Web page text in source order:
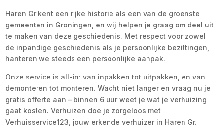
Haren Gr kent een rijke historie als een van de groenste
gemeenten in Groningen, en wij helpen je graag om deel uit
te maken van deze geschiedenis. Met respect voor zowel
de inpandige geschiedenis als je persoonlijke bezittingen,
hanteren we steeds een persoonlijke aanpak.
Onze service is all-in: van inpakken tot uitpakken, en van
demonteren tot monteren. Wacht niet langer en vraag nu je
gratis offerte aan – binnen 6 uur weet je wat je verhuizing
gaat kosten. Verhuizen doe je zorgeloos met
Verhuisservice123, jouw erkende verhuizer in Haren Gr.